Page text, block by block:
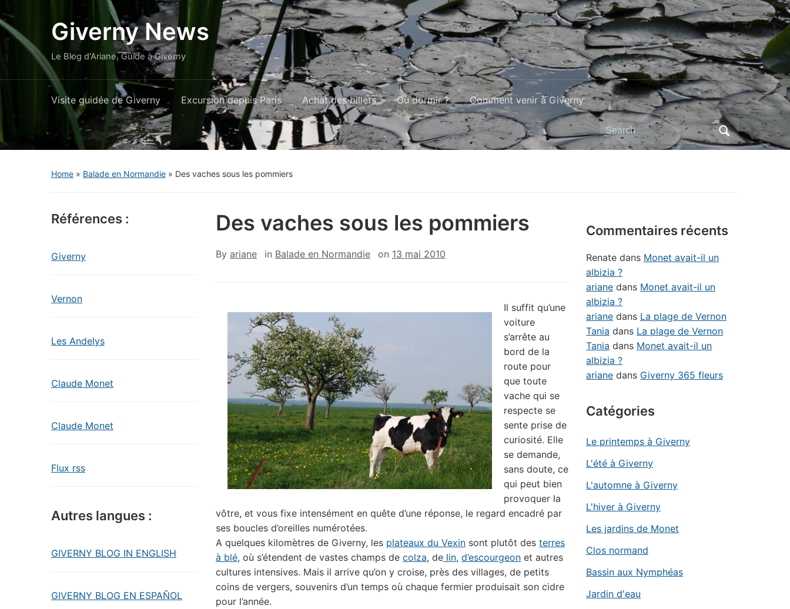
Giverny News
Le Blog d'Ariane, Guide à Giverny
Visite guidée de Giverny Excursion depuis Paris Achat des billets Où dormir ? Comment venir à Giverny
Search
for:
Home » Balade en Normandie » Des vaches sous les pommiers
Références :
Giverny
Vernon
Les Andelys
Claude Monet
Claude Monet
Flux rss
Autres langues :
GIVERNY BLOG IN ENGLISH
GIVERNY BLOG EN ESPAÑOL
Des vaches sous les pommiers
By ariane in Balade en Normandie on 13 mai 2010
Il suffit qu’une
voiture
s’arrête au
bord de la
route pour
que toute
vache qui se
respecte se
sente prise de
curiosité. Elle
se demande,
sans doute, ce
qui peut bien
provoquer la
vôtre, et vous fixe intensément en quête d’une réponse, le regard encadré par
ses boucles d’oreilles numérotées.
A quelques kilomètres de Giverny, les plateaux du Vexin sont plutôt des terres
à blé, où s’étendent de vastes champs de colza, de lin, d’escourgeon et autres
cultures intensives. Mais il arrive qu’on y croise, près des villages, de petits
coins de vergers, souvenirs d’un temps où chaque fermier produisait son cidre
pour l’année.
Commentaires récents
Renate dans Monet avait-il un
albizia ?
ariane dans Monet avait-il un
albizia ?
ariane dans La plage de Vernon
Tania dans La plage de Vernon
Tania dans Monet avait-il un
albizia ?
ariane dans Giverny 365 fleurs
Catégories
Le printemps à Giverny
L'été à Giverny
L'automne à Giverny
L'hiver à Giverny
Les jardins de Monet
Clos normand
Bassin aux Nymphéas
Jardin d'eau